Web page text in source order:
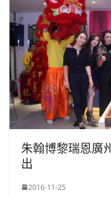
朱翰博黎瑞恩廣
出
2016-11-25